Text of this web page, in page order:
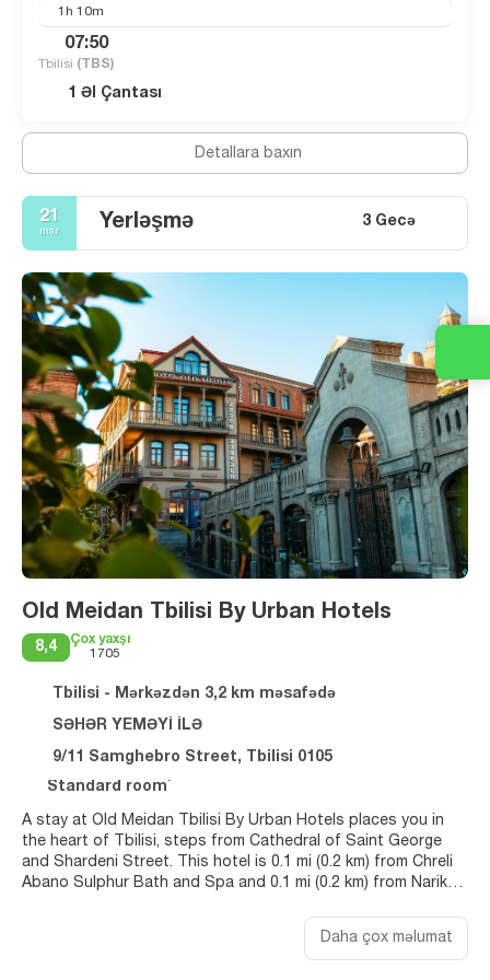
1h 10m
07:50
Tbilisi (TBS)
1 Əl Çantası
Detallara baxın
21
mar Yerləşmə 3 Gecə
Old Meidan Tbilisi By Urban Hotels
8,4
Çox yaxşı
1705
Tbilisi - Mərkəzdən 3,2 km məsafədə
SƏHƏR YEMƏYİ İLƏ
9/11 Samghebro Street, Tbilisi 0105
Standard room`
A stay at Old Meidan Tbilisi By Urban Hotels places you in
the heart of Tbilisi, steps from Cathedral of Saint George
and Shardeni Street. This hotel is 0.1 mi (0.2 km) from Chreli
Abano Sulphur Bath and Spa and 0.1 mi (0.2 km) from Narikala
Take in the views from a rooftop terrace and make use of
Daha çox məlumat